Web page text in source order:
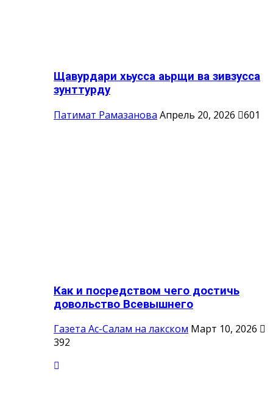
Щавурдари хьусса аьрщи ва зивзусса
зунттурду
Патимат Рамазанова Апрель 20, 2026 601
Как и посредством чего достичь
довольство Всевышнего
Газета Ас-Салам на лакском Март 10, 2026
392